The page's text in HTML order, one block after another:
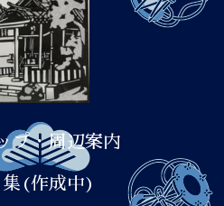
プ・周辺案内
集(作成中)